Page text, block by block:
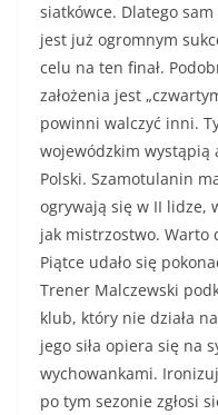
siatkówce. Dlatego
jest już ogromnym
celu na ten finał.
założenia jest
powinni walczyć inni.
wojewódzkim
Polski. Szamotulanin
ogrywają się w II lidze,
jak mistrzostwo. Warto
Piątce udało się
Trener Malczewski
klub, który nie działa
jego siła opiera się na
wychowankami.
po tym sezonie zgłosi